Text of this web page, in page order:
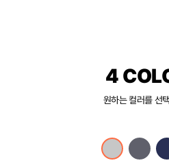
4
원하는 컬러를 선